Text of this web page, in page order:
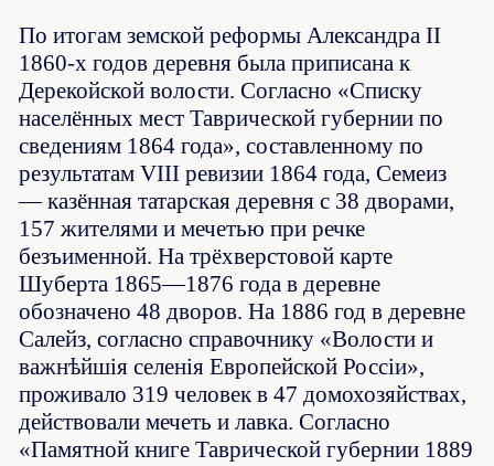
По итогам земской реформы Александра II
1860-х годов деревня была приписана к
Дерекойской волости. Согласно «Списку
населённых мест Таврической губернии по
сведениям 1864 года», составленному по
результатам VIII ревизии 1864 года, Семеиз
— казённая татарская деревня с 38 дворами,
157 жителями и мечетью при речке
безъименной. На трёхверстовой карте
Шуберта 1865—1876 года в деревне
обозначено 48 дворов. На 1886 год в деревне
Салейз, согласно справочнику «Волости и
важнѣйшія селенія Европейской Россіи»,
проживало 319 человек в 47 домохозяйствах,
действовали мечеть и лавка. Согласно
«Памятной книге Таврической губернии 1889